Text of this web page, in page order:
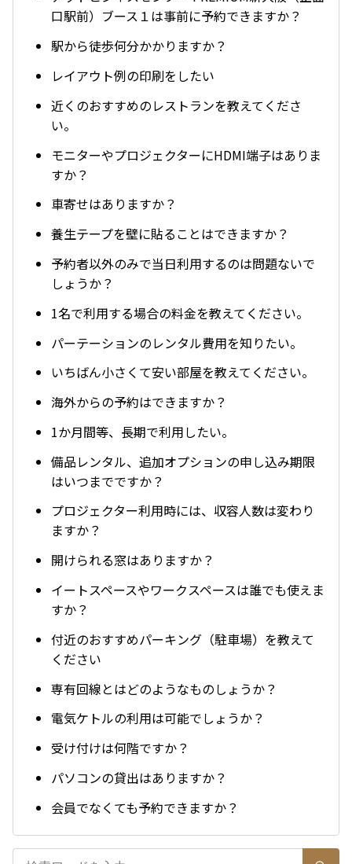
口駅前）ブース１は事前に予約できますか？
駅から徒歩何分かかりますか？
レイアウト例の印刷をしたい
近くのおすすめのレストランを教えてくださ
い。
モニターやプロジェクターにHDMI端子はありま
すか？
車寄せはありますか？
養生テープを壁に貼ることはできますか？
予約者以外のみで当日利用するのは問題ないで
しょうか？
1名で利用する場合の料金を教えてください。
パーテーションのレンタル費用を知りたい。
いちばん小さくて安い部屋を教えてください。
海外からの予約はできますか？
1か月間等、長期で利用したい。
備品レンタル、追加オプションの申し込み期限
はいつまでですか？
プロジェクター利用時には、収容人数は変わり
ますか？
開けられる窓はありますか？
イートスペースやワークスペースは誰でも使えま
すか？
付近のおすすめパーキング（駐車場）を教えて
ください
専有回線とはどのようなものしょうか？
電気ケトルの利用は可能でしょうか？
受け付けは何階ですか？
パソコンの貸出はありますか？
会員でなくても予約できますか？